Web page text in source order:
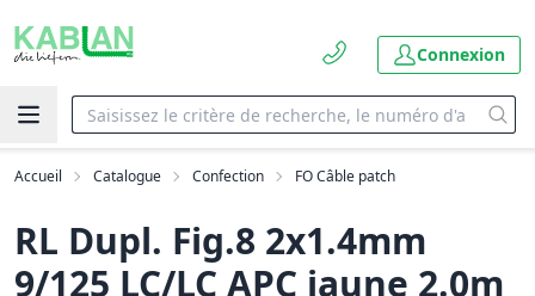
Connexion
Accueil Catalogue Confection FO Câble patch
RL Dupl. Fig.8 2x1.4mm
9/125 LC/LC APC jaune 2.0m